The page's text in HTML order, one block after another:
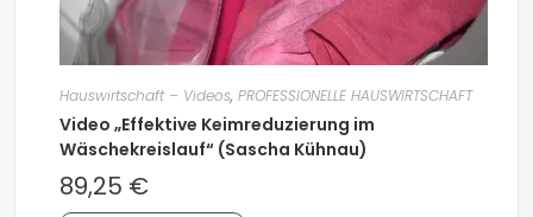
Hauswirtschaft – Videos, PROFESSIONELLE HAUSWIRTSCHAFT
Video „Effektive Keimreduzierung im
Wäschekreislauf“ (Sascha Kühnau)
89,25 €